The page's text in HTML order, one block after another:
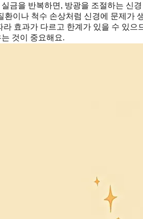
금을 반복하면, 방광을 조절하는 신
환이나 척수 손상처럼 신경에 문제가
효과가 다르고 한계가 있을 수 있
것이 중요해요.